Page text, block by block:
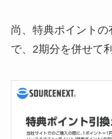
尚、特典ポイント
で、2期分を併せて